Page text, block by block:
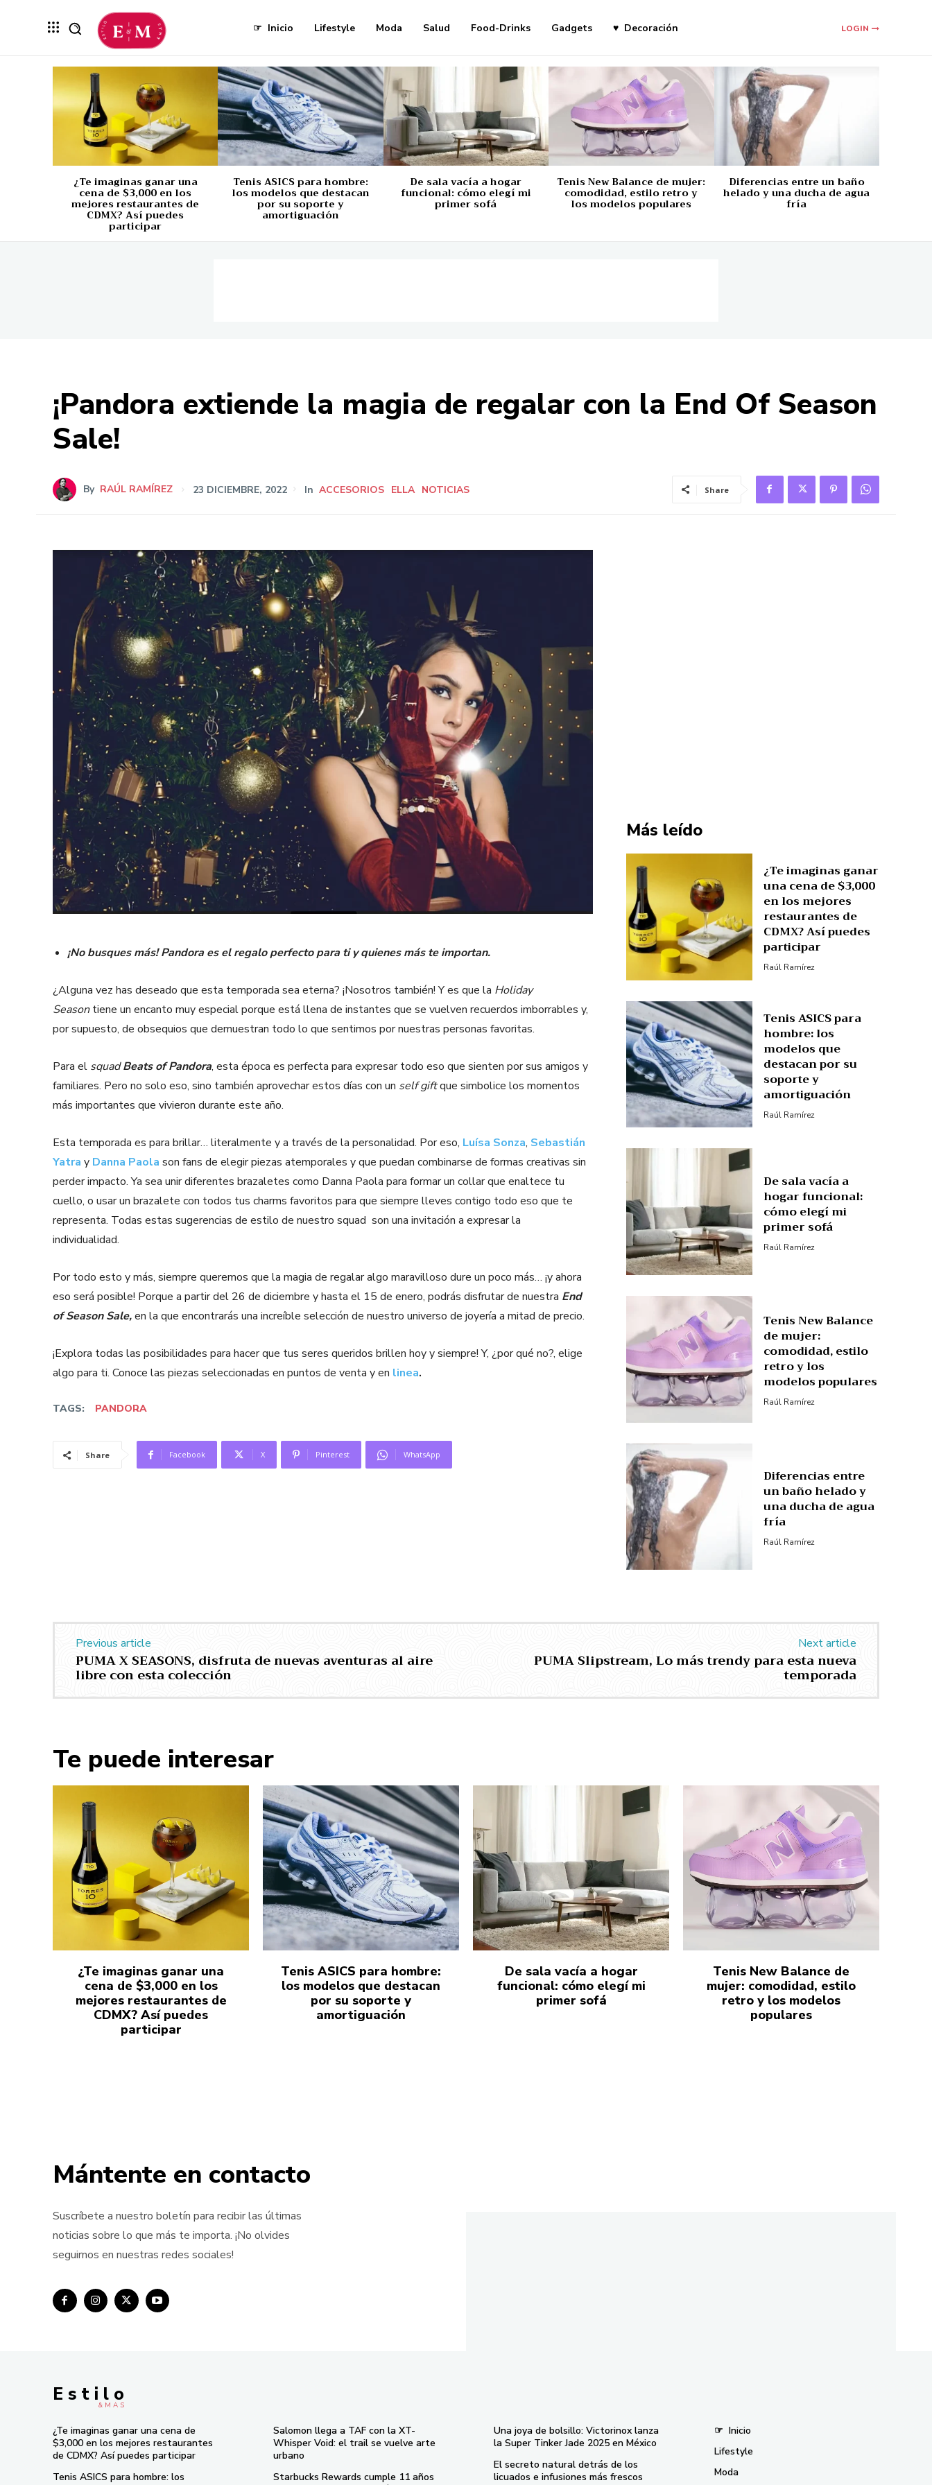
☞ Inicio Lifestyle Moda Salud Food-Drinks Gadgets ♥ Decoración LOGIN
¿Te imaginas ganar una
cena de $3,000 en los
mejores restaurantes de
CDMX? Así puedes
participar
Tenis ASICS para hombre:
los modelos que destacan
por su soporte y
amortiguación
De sala vacía a hogar
funcional: cómo elegí mi
primer sofá
Tenis New Balance de mujer:
comodidad, estilo retro y
los modelos populares
Diferencias entre un baño
helado y una ducha de agua
fría
¡Pandora extiende la magia de regalar con la End Of Season
Sale!
By RAÚL RAMÍREZ 23 DICIEMBRE, 2022 In ACCESORIOS ELLA NOTICIAS Share
¡No busques más! Pandora es el regalo perfecto para ti y quienes más te importan.
¿Alguna vez has deseado que esta temporada sea eterna? ¡Nosotros también! Y es que la Holiday
Seasontiene un encanto muy especial porque está llena de instantes que se vuelven recuerdos imborrables y,
por supuesto, de obsequios que demuestran todo lo que sentimos por nuestras personas favoritas.
Para el squadBeats of Pandora, esta época es perfecta para expresar todo eso que sienten por sus amigos y
familiares. Pero no solo eso, sino también aprovechar estos días con un self giftque simbolice los momentos
más importantes que vivieron durante este año.
Esta temporada es para brillar… literalmente y a través de la personalidad. Por eso, Luísa Sonza, Sebastián
Yatra y Danna Paola son fans de elegir piezas atemporales y que puedan combinarse de formas creativas sin
perder impacto. Ya sea unir diferentes brazaletes como Danna Paola para formar un collar que enaltece tu
cuello, o usar un brazalete con todos tus charms favoritos para que siempre lleves contigo todo eso que te
representa. Todas estas sugerencias de estilo de nuestro squad son una invitación a expresar la
individualidad.
Por todo esto y más, siempre queremos que la magia de regalar algo maravilloso dure un poco más… ¡y ahora
eso será posible! Porque a partir del 26 de diciembre y hasta el 15 de enero, podrás disfrutar de nuestra End
of Season Sale,en la que encontrarás una increíble selección de nuestro universo de joyería a mitad de precio.
¡Explora todas las posibilidades para hacer que tus seres queridos brillen hoy y siempre! Y, ¿por qué no?, elige
algo para ti. Conoce las piezas seleccionadas en puntos de venta y en linea.
TAGS: PANDORA
Share Facebook X Pinterest WhatsApp
Más leído
¿Te imaginas ganar
una cena de $3,000
en los mejores
restaurantes de
CDMX? Así puedes
participar
Raúl Ramírez
Tenis ASICS para
hombre: los
modelos que
destacan por su
soporte y
amortiguación
Raúl Ramírez
De sala vacía a
hogar funcional:
cómo elegí mi
primer sofá
Raúl Ramírez
Tenis New Balance
de mujer:
comodidad, estilo
retro y los
modelos populares
Raúl Ramírez
Diferencias entre
un baño helado y
una ducha de agua
fría
Raúl Ramírez
Previous article
PUMA X SEASONS, disfruta de nuevas aventuras al aire
libre con esta colección
Next article
PUMA Slipstream, Lo más trendy para esta nueva
temporada
Te puede interesar
¿Te imaginas ganar una
cena de $3,000 en los
mejores restaurantes de
CDMX? Así puedes
participar
Tenis ASICS para hombre:
los modelos que destacan
por su soporte y
amortiguación
De sala vacía a hogar
funcional: cómo elegí mi
primer sofá
Tenis New Balance de
mujer: comodidad, estilo
retro y los modelos
populares
Mántente en contacto
Suscríbete a nuestro boletín para recibir las últimas
noticias sobre lo que más te importa. ¡No olvides
seguirnos en nuestras redes sociales!
E s t i l o
& M À S
¿Te imaginas ganar una cena de
$3,000 en los mejores restaurantes
de CDMX? Así puedes participar
Tenis ASICS para hombre: los
Salomon llega a TAF con la XT-
Whisper Void: el trail se vuelve arte
urbano
Starbucks Rewards cumple 11 años
Una joya de bolsillo: Victorinox lanza
la Super Tinker Jade 2025 en México
El secreto natural detrás de los
licuados e infusiones más frescos
☞ Inicio
Lifestyle
Moda